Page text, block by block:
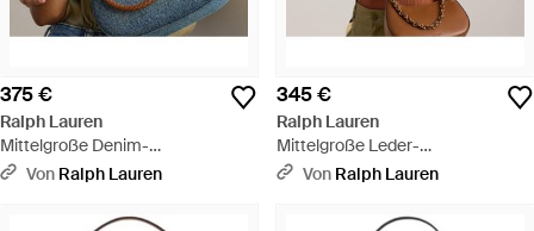
375 €
Ralph Lauren
Mittelgroße Denim-
Schultertasche Marcy - Grün
Von Ralph Lauren
345 €
Ralph Lauren
Mittelgroße Leder-
Schultertasche Marcy - Braun
Von Ralph Lauren